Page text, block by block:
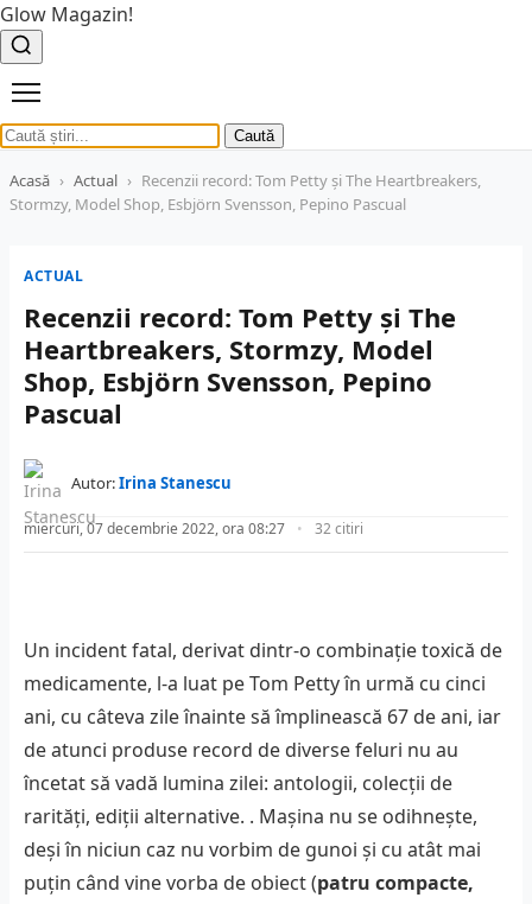
Glow Magazin!
Caută
Acasă › Actual › Recenzii record: Tom Petty și The Heartbreakers,
Stormzy, Model Shop, Esbjörn Svensson, Pepino Pascual
ACTUAL
Recenzii record: Tom Petty și The
Heartbreakers, Stormzy, Model
Shop, Esbjörn Svensson, Pepino
Pascual
Autor:Irina Stanescu
miercuri, 07 decembrie 2022, ora 08:27 32 citiri
Un incident fatal, derivat dintr-o combinație toxică de
medicamente, l-a luat pe Tom Petty în urmă cu cinci
ani, cu câteva zile înainte să împlinească 67 de ani, iar
de atunci produse record de diverse feluri nu au
încetat să vadă lumina zilei: antologii, colecții de
rarități, ediții alternative. . Mașina nu se odihnește,
deși în niciun caz nu vorbim de gunoi și cu atât mai
puțin când vine vorba de obiect (patru compacte,